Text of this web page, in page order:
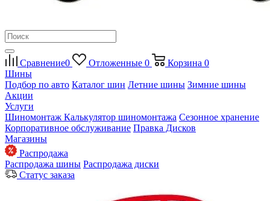
Сравнение0 Отложенные 0 Корзина 0
Шины
Подбор по авто Каталог шин Летние шины Зимние шины
Акции
Услуги
Шиномонтаж Калькулятор шиномонтажа Сезонное хранение
Корпоративное обслуживание Правка Дисков
Магазины
Распродажа
Распродажа шины Распродажа диски
Статус заказа